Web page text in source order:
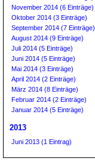
November 2014 (6 Einträge)
Oktober 2014 (3 Einträge)
September 2014 (7 Einträge)
August 2014 (9 Einträge)
Juli 2014 (5 Einträge)
Juni 2014 (5 Einträge)
Mai 2014 (3 Einträge)
April 2014 (2 Einträge)
März 2014 (8 Einträge)
Februar 2014 (2 Einträge)
Januar 2014 (5 Einträge)
2013
Juni 2013 (1 Eintrag)